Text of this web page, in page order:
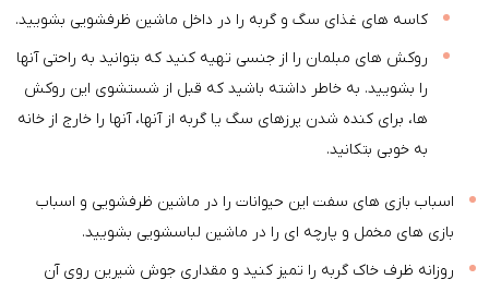
کاسه های غذای سگ و گربه را در داخل ماشین ظرفشویی بشویید.
روکش های مبلمان را از جنسی تهیه کنید که بتوانید به راحتی آنها
را بشویید. به خاطر داشته باشید که قبل از شستشوی این روکش
ها، برای کنده شدن پرزهای سگ یا گربه از آنها، آنها را خارج از خانه
به خوبی بتکانید.
اسباب بازی های سفت این حیوانات را در ماشین ظرفشویی و اسباب
بازی های مخمل و پارچه ای را در ماشین لباسشویی بشویید.
روزانه ظرف خاک گربه را تمیز کنید و مقداری جوش شیرین روی آن